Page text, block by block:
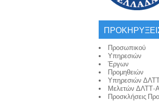
Προσωπικού
Υπηρεσιών
Έργων
Προμηθειών
Υπηρεσιών
Μελετών ΔΛΤΤ-Α
Προσκλήσεις